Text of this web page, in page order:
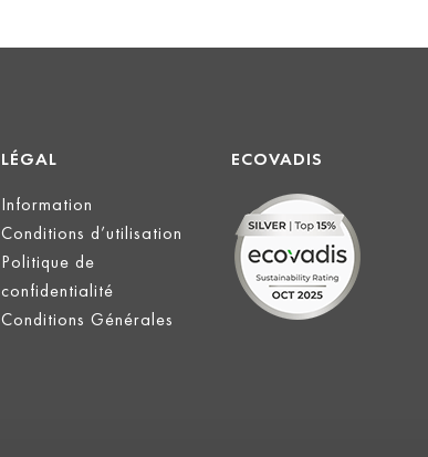
LÉGAL
Information
Conditions d’utilisation
Politique de
confidentialité
Conditions Générales
ECOVADIS